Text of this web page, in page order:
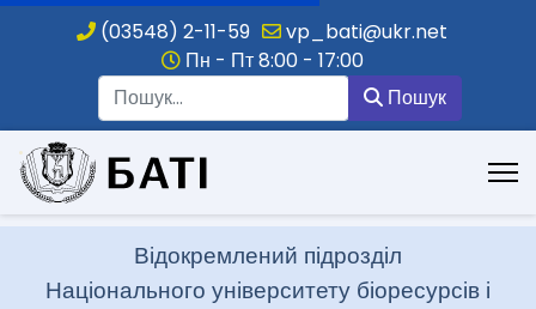
(03548) 2-11-59
vp_bati@ukr.net
Пн - Пт 8:00 - 17:00
Пошук
.
Відокремлений підрозділ
Національного університету біоресурсів і